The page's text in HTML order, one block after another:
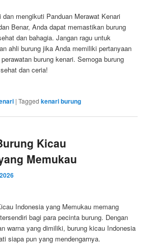
dan mengikuti Panduan Merawat Kenari
Benar, Anda dapat memastikan burung
dan bahagia. Jangan ragu untuk
ahli burung jika Anda memiliki pertanyaan
burung kenari. Semoga burung
dan ceria!
|Tagged kenari burung
Kicau
Memukau
Indonesia yang Memukau memang
bagi para pecinta burung. Dengan
warna yang dimiliki, burung kicau Indonesia
siapa pun yang mendengarnya.